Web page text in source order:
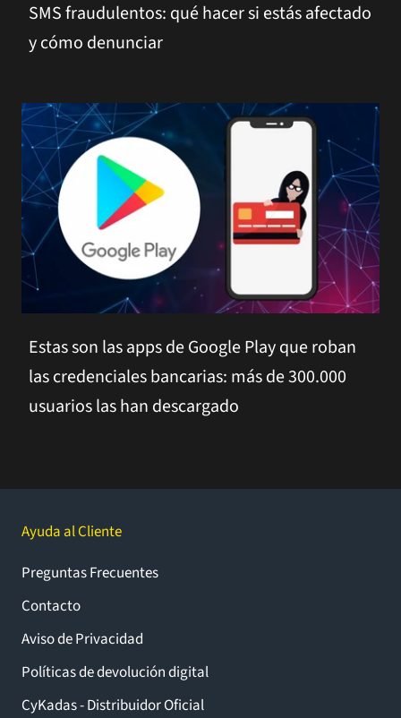
SMS fraudulentos: qué hacer si estás afectado
y cómo denunciar
Estas son las apps de Google Play que roban
las credenciales bancarias: más de 300.000
usuarios las han descargado
Ayuda al Cliente
Preguntas Frecuentes
Contacto
Aviso de Privacidad
Políticas de devolución digital
CyKadas - Distribuidor Oficial